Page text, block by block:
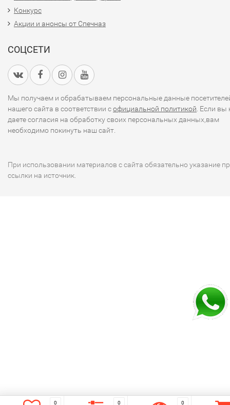
Конкурс
Акции и анонсы от Спечназ
СОЦСЕТИ
Мы получаем и обрабатываем персональные данные
нашего сайта в соответствии софициальной политикой . Если вы
даете согласия на обработку своих персональных данных,вам
необходимо покинуть наш сайт.
При использовании материалов с сайта обязательно указание
ссылки на источник.
0 0 0